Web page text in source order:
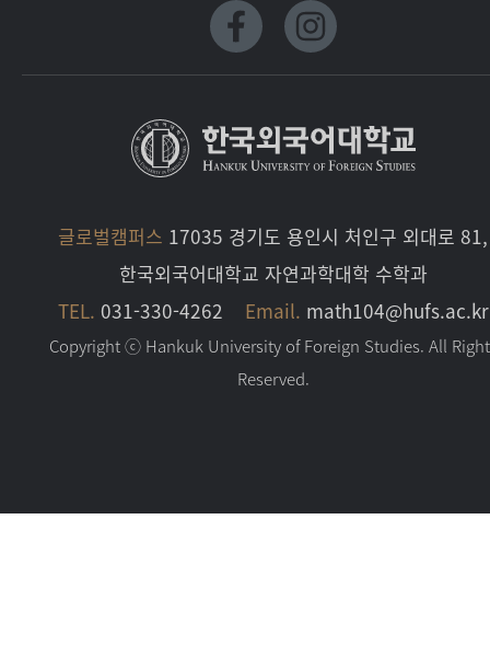
글로벌캠퍼스 17035 경기도 용인시 처인구 외대로 81,
한국외국어대학교 자연과학대학 수학과
TEL. 031-330-4262 Email. math104@hufs.ac.kr
Copyright ⓒ Hankuk University of Foreign Studies. All
Reserved.